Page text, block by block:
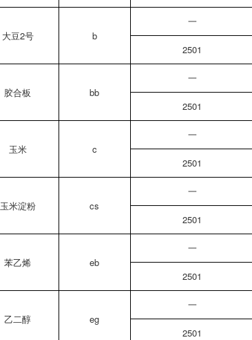
大豆2号 b
一
2501
胶合板 bb
一
2501
玉米 c
一
2501
玉米淀粉 cs
一
2501
苯乙烯 eb
一
2501
乙二醇 eg
一
2501